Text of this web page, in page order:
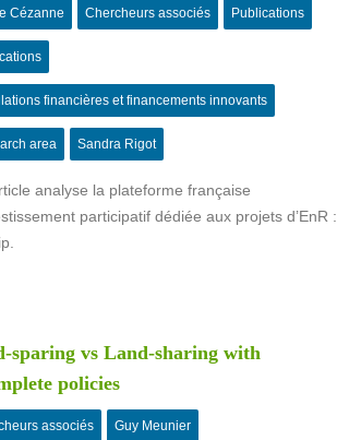
Cézanne Chercheurs associés Publications
financières et financements innovants
area Sandra Rigot
analyse la plateforme française
participatif dédiée aux projets d’EnR :
sparing vs Land-sharing with
policies
associés Guy Meunier